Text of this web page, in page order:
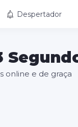
Despertador
online e de graça